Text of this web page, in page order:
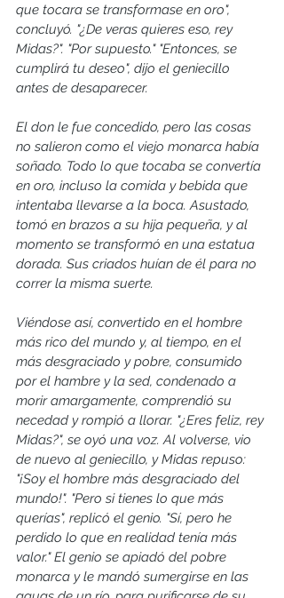
que tocara se transformase en oro",
concluyó. "¿De veras quieres eso, rey
Midas?". "Por supuesto." "Entonces, se
cumplirá tu deseo", dijo el geniecillo
antes de desaparecer.
El don le fue concedido, pero las cosas
no salieron como el viejo monarca había
soñado. Todo lo que tocaba se convertía
en oro, incluso la comida y bebida que
intentaba llevarse a la boca. Asustado,
tomó en brazos a su hija pequeña, y al
momento se transformó en una estatua
dorada. Sus criados huían de él para no
correr la misma suerte.
Viéndose así, convertido en el hombre
más rico del mundo y, al tiempo, en el
más desgraciado y pobre, consumido
por el hambre y la sed, condenado a
morir amargamente, comprendió su
necedad y rompió a llorar. "¿Eres feliz, rey
Midas?", se oyó una voz. Al volverse, vio
de nuevo al geniecillo, y Midas repuso:
"¡Soy el hombre más desgraciado del
mundo!". "Pero si tienes lo que más
querías", replicó el genio. "Sí, pero he
perdido lo que en realidad tenía más
valor." El genio se apiadó del pobre
monarca y le mandó sumergirse en las